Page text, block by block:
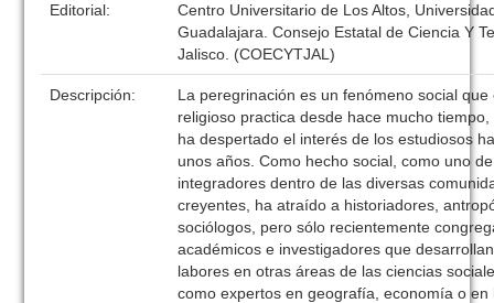
Editorial:
Centro Universitario de Los Altos,
Guadalajara. Consejo Estatal de Ciencia Y
Jalisco. (COECYTJAL)
Descripción:
La peregrinación es un fenómeno social que
religioso practica desde hace mucho
ha despertado el interés de los estudiosos
unos años. Como hecho social, como uno
integradores dentro de las diversas
creyentes, ha atraído a historiadores,
sociólogos, pero sólo recientemente
académicos e investigadores que
labores en otras áreas de las ciencias
como expertos en geografía, economía o en